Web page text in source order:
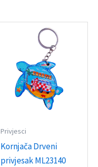
Privjesci
Kornjača Drveni
privjesak ML23140